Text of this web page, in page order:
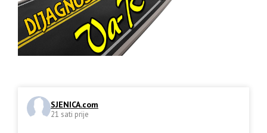
SJENICA.com
21 sati prije